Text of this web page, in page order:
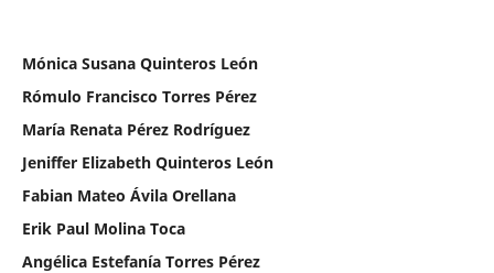
Mónica Susana Quinteros León
Rómulo Francisco Torres Pérez
María Renata Pérez Rodríguez
Jeniffer Elizabeth Quinteros León
Fabian Mateo Ávila Orellana
Erik Paul Molina Toca
Angélica Estefanía Torres Pérez